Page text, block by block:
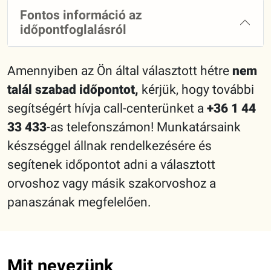
Fontos információ az
időpontfoglalásról
Amennyiben az Ön által választott hétre nem
talál szabad időpontot, kérjük, hogy további
segítségért hívja call-centerünket a +36 1 44
33 433-as telefonszámon! Munkatársaink
készséggel állnak rendelkezésére és
segítenek időpontot adni a választott
orvoshoz vagy másik szakorvoshoz a
panaszának megfelelően.